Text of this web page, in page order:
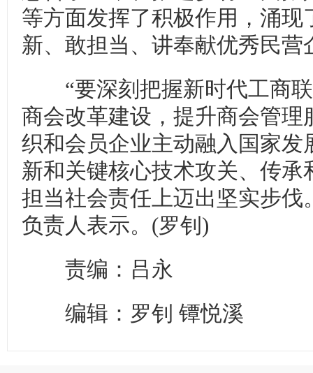
等方面发挥了积极作用，涌
新、敢担当、讲奉献优秀民营
“要深刻把握新时代工商联
商会改革建设，提升商会管理
织和会员企业主动融入国家发
新和关键核心技术攻关、传
担当社会责任上迈出坚实步伐
负责人表示。(罗钊)
责编：吕永
编辑：罗钊 镡悦溪